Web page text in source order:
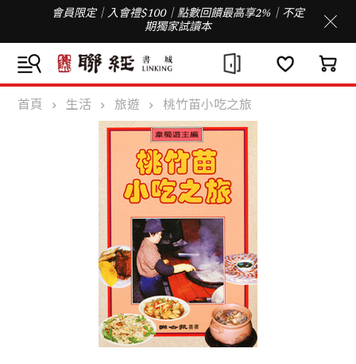
會員限定｜入會禮$100｜點數回饋最高享2%｜不定
期獨家試讀本
首頁 生活 旅遊 桃竹苗小吃之旅